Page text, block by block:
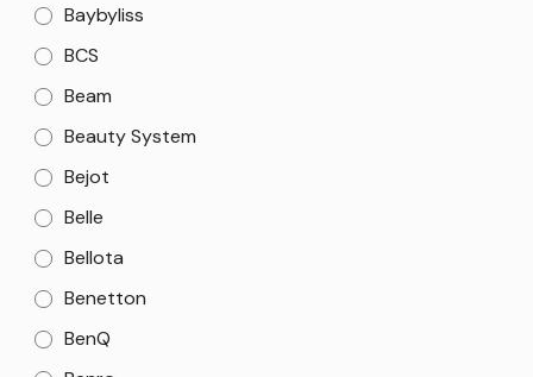
Baybyliss
BCS
Beam
Beauty System
Bejot
Belle
Bellota
Benetton
BenQ